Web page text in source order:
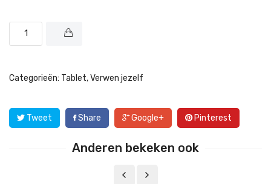
Categorieën: Tablet,Verwen jezelf
Tweet Share Google+ Pinterest
Anderen bekeken ook